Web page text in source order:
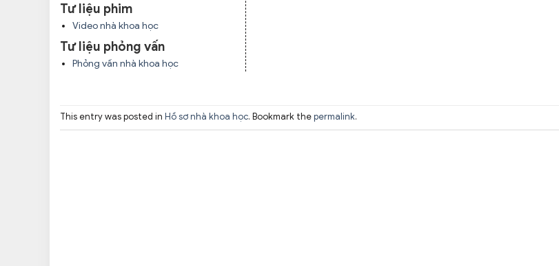
Tư liệu phim
Video nhà khoa học
Tư liệu phỏng vấn
Phỏng vấn nhà khoa học
This entry was posted in Hồ sơ nhà khoa học. Bookmark thepermalink.